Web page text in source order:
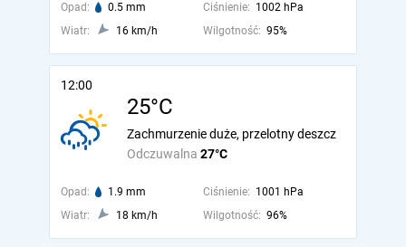
Opad: 0.5 mm Ciśnienie: 1002 hPa
Wiatr:
16 km/h Wilgotność: 95%
12:00
25°C
Odczuwalna 27°C
Zachmurzenie duże, przelotny deszcz
Opad: 1.9 mm Ciśnienie: 1001 hPa
Wiatr:
18 km/h Wilgotność: 96%